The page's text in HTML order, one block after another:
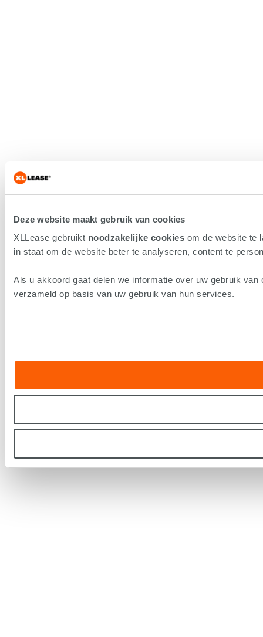
Deze website maakt gebruik van cookies
XLLease gebruikt noodzakelijke cookies om de website te
in staat om de website beter te analyseren, content te
Als u akkoord gaat delen we informatie over uw gebruik
verzameld op basis van uw gebruik van hun services.